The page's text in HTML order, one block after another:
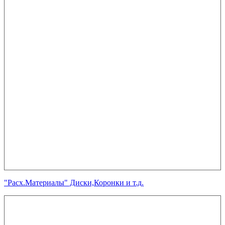
"Расх.Материалы" Диски,Коронки и т.д.